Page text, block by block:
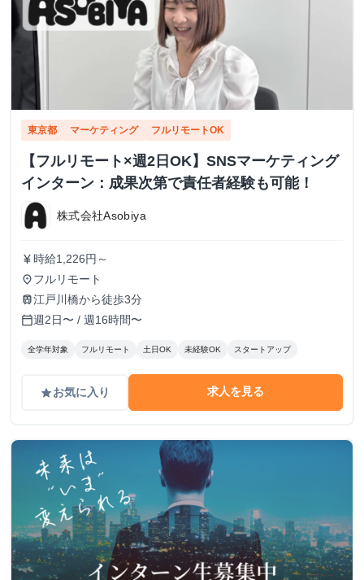
東京都 マーケティング フルリモートOK
【フルリモート×週2日OK】SNSマーケティング
インターン：成果次第で責任者経験も可能！
株式会社Asobiya
currency_yen 時給1,226円～
place フルリモート
train江戸川橋から徒歩3分
calendar_today週2日〜 / 週16時間〜
全学年対象 フルリモート 土日OK 未経験OK スタートアップ
gradeお気に入り 求人を見る